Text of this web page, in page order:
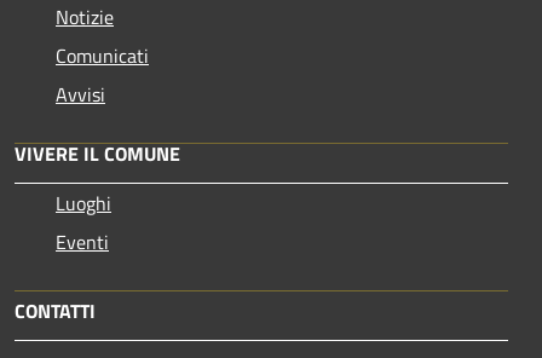
Notizie
Comunicati
Avvisi
VIVERE IL COMUNE
Luoghi
Eventi
CONTATTI